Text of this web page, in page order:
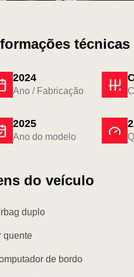
técnicas
2024
Ano / Fabricação
2025
Ano do modelo
do veículo
duplo
quente
de bordo